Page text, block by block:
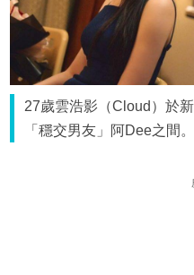
27歲雲浩影（Cloud）於
「穩交男友」阿Dee之間